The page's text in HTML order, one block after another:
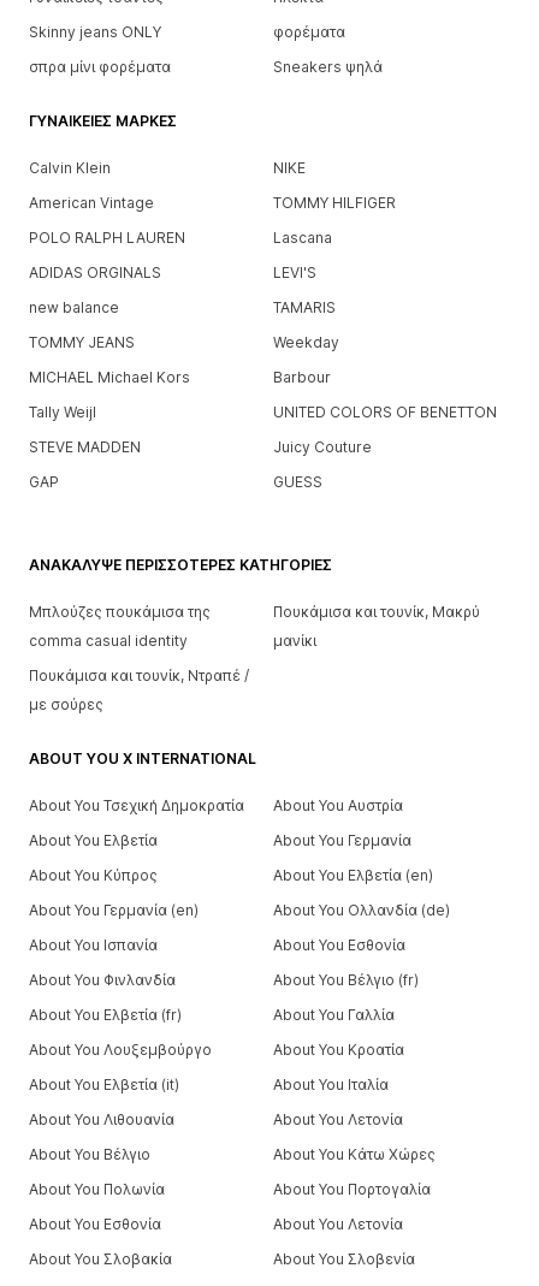
Skinny jeans ONLY
φορέματα
σπρα μίνι φορέματα
Sneakers ψηλά
ΓΥΝΑΙΚΕΊΕΣ ΜΆΡΚΕΣ
Calvin Klein
NIKE
American Vintage
TOMMY HILFIGER
POLO RALPH LAUREN
Lascana
ADIDAS ORGINALS
LEVI'S
new balance
TAMARIS
TOMMY JEANS
Weekday
MICHAEL Michael Kors
Barbour
Tally Weijl
UNITED COLORS OF BENETTON
STEVE MADDEN
Juicy Couture
GAP
GUESS
ΑΝΑΚΆΛΥΨΕ ΠΕΡΙΣΣΌΤΕΡΕΣ ΚΑΤΗΓΟΡΊΕΣ
Μπλούζες πουκάμισα της
comma casual identity
Πουκάμισα και τουνίκ, Μακρύ
μανίκι
Πουκάμισα και τουνίκ, Ντραπέ /
με σούρες
ABOUT YOU X INTERNATIONAL
About You Τσεχική Δημοκρατία
About You Αυστρία
About You Ελβετία
About You Γερμανία
About You Κύπρος
About You Ελβετία (en)
About You Γερμανία (en)
About You Ολλανδία (de)
About You Ισπανία
About You Εσθονία
About You Φινλανδία
About You Βέλγιο (fr)
About You Ελβετία (fr)
About You Γαλλία
About You Λουξεμβούργο
About You Κροατία
About You Ελβετία (it)
About You Ιταλία
About You Λιθουανία
About You Λετονία
About You Βέλγιο
About You Κάτω Χώρες
About You Πολωνία
About You Πορτογαλία
About You Εσθονία
About You Λετονία
About You Σλοβακία
About You Σλοβενία